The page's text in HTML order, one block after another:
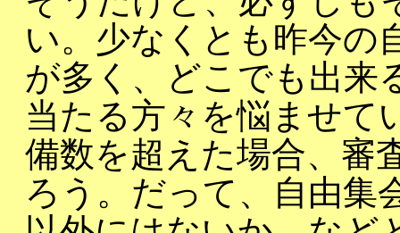
い。少なくとも昨今の
が多く、どこでも出来
当たる方々を悩ませて
備数を超えた場合、審
ろう。だって、自由集